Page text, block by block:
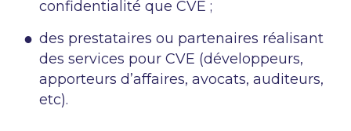
confidentialité que CVE ;
des prestataires ou partenaires réalisant
des services pour CVE (développeurs,
apporteurs d’affaires, avocats, auditeurs,
etc).